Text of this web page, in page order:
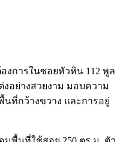
งการในซอยหัวหิน 112 พูล
อย่างสวยงาม มอบความ
นที่กว้างขวาง และการอยู่